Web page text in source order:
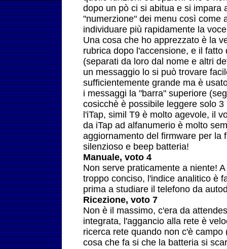
dopo un pò ci si abitua e si impara
"numerzione" dei menu così come
individuare più rapidamente la
Una cosa che ho apprezzato è la
rubrica dopo l'accensione, e il
(separati da loro dal nome e altri
un messaggio lo si può trovare
sufficientemente grande ma è
i messaggi la "barra" superiore
cosicchè è possibile leggere solo
l'iTap, simil T9 è molto agevole, il
da iTap ad alfanumerio è molto
aggiornamento del firmware per la
silenzioso e beep batteria!
Manuale, voto 4
Non serve praticamente a niente!
troppo conciso, l'indice analitico è
prima a studiare il telefono da
Ricezione, voto 7
Non è il massimo, c'era da
integrata, l'aggancio alla rete è
ricerca rete quando non c'è
cosa che fa si che la batteria si